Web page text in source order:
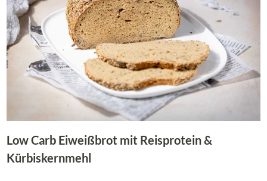
Low Carb Eiweißbrot mit Reisprotein &
Kürbiskernmehl